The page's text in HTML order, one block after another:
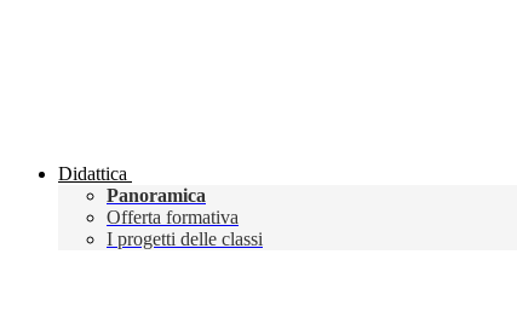
Didattica
Panoramica
Offerta formativa
I progetti delle classi